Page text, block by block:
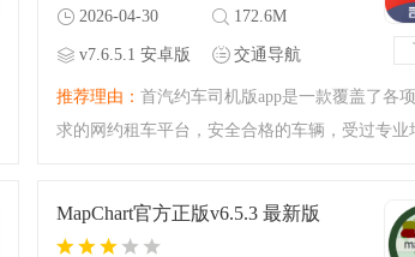
2026-04-30 172.6M
v7.6.5.1 安卓版 交通导航
推荐理由： 首汽约车司机版app是一款覆盖了各
求的网约租车平台，安全合格的车辆，受过专业
MapChart官方正版v6.5.3 最新版